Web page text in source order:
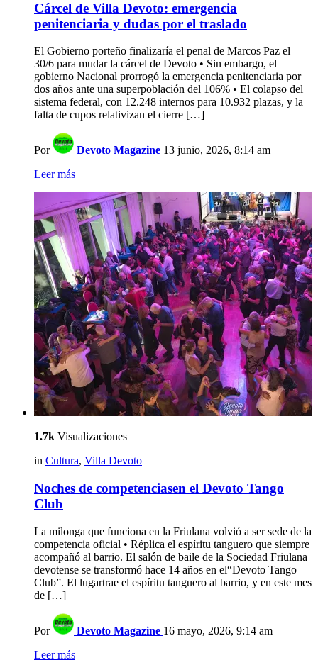
Cárcel de Villa Devoto: emergencia
penitenciaria y dudas por el traslado
El Gobierno porteño finalizaría el penal de Marcos Paz el
30/6 para mudar la cárcel de Devoto • Sin embargo, el
gobierno Nacional prorrogó la emergencia penitenciaria por
dos años ante una superpoblación del 106% • El colapso del
sistema federal, con 12.248 internos para 10.932 plazas, y la
falta de cupos relativizan el cierre […]
Por Devoto Magazine 13 junio, 2026, 8:14 am
Leer más
1.7k Visualizaciones
in Cultura, Villa Devoto
Noches de competenciasen el Devoto Tango
Club
La milonga que funciona en la Friulana volvió a ser sede de la
competencia oficial • Réplica el espíritu tanguero que siempre
acompañó al barrio. El salón de baile de la Sociedad Friulana
devotense se transformó hace 14 años en el“Devoto Tango
Club”. El lugartrae el espíritu tanguero al barrio, y en este mes
de […]
Por Devoto Magazine 16 mayo, 2026, 9:14 am
Leer más